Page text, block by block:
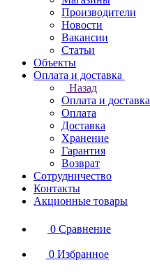
Производители
Новости
Вакансии
Статьи
Объекты
Оплата и доставка
Назад
Оплата и доставка
Оплата
Доставка
Хранение
Гарантия
Возврат
Сотрудничество
Контакты
Акционные товары
0 Сравнение
0 Избранное